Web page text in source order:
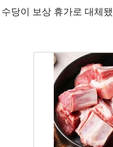
당이 보상 휴가로 대